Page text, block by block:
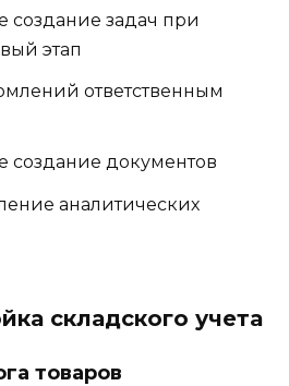
создание задач при
этап
ответственным
создание документов
аналитических
складского учета
товаров